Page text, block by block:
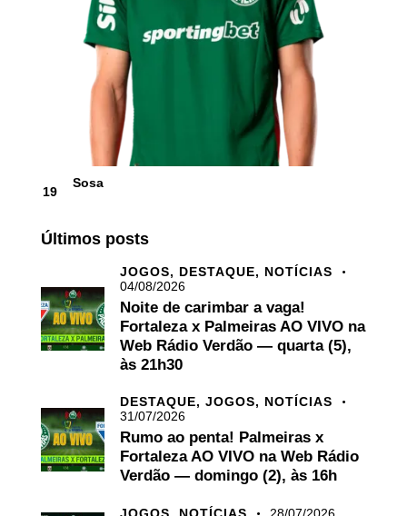
19
Sosa
Últimos posts
JOGOS, DESTAQUE, NOTÍCIAS
04/08/2026
Noite de carimbar a vaga!
Fortaleza x Palmeiras AO VIVO na
Web Rádio Verdão — quarta (5),
às 21h30
DESTAQUE, JOGOS, NOTÍCIAS
31/07/2026
Rumo ao penta! Palmeiras x
Fortaleza AO VIVO na Web Rádio
Verdão — domingo (2), às 16h
JOGOS, NOTÍCIAS 28/07/2026